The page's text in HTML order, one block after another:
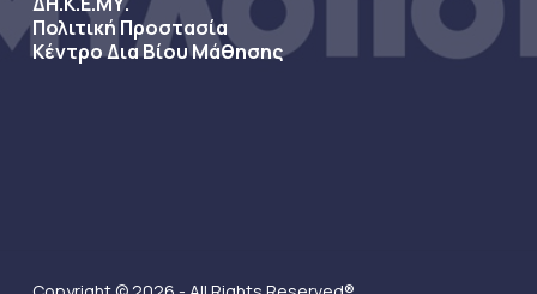
Πολιτική Προστασία
Κέντρο Δια Βίου Μάθησης